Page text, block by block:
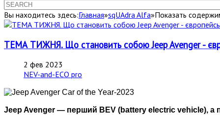
Вы находитесь здесь:Главная»sqUAdra Alfa»Показать
ТЕМА ТИЖНЯ. Що становить собою Jeep Avenger -
2 фев 2023
NEV-and-ECO pro
Jeep Avenger — перший BEV (battery electric vehicle), а